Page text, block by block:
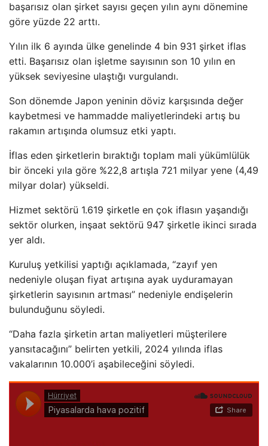
başarısız olan şirket sayısı geçen yılın aynı dönemine
göre yüzde 22 arttı.
Yılın ilk 6 ayında ülke genelinde 4 bin 931 şirket iflas
etti. Başarısız olan işletme sayısının son 10 yılın en
yüksek seviyesine ulaştığı vurgulandı.
Son dönemde Japon yeninin döviz karşısında değer
kaybetmesi ve hammadde maliyetlerindeki artış bu
rakamın artışında olumsuz etki yaptı.
İflas eden şirketlerin bıraktığı toplam mali yükümlülük
bir önceki yıla göre %22,8 artışla 721 milyar yene (4,49
milyar dolar) yükseldi.
Hizmet sektörü 1.619 şirketle en çok iflasın yaşandığı
sektör olurken, inşaat sektörü 947 şirketle ikinci sırada
yer aldı.
Kuruluş yetkilisi yaptığı açıklamada, “zayıf yen
nedeniyle oluşan fiyat artışına ayak uyduramayan
şirketlerin sayısının artması” nedeniyle endişelerin
bulunduğunu söyledi.
“Daha fazla şirketin artan maliyetleri müşterilere
yansıtacağını” belirten yetkili, 2024 yılında iflas
vakalarının 10.000’i aşabileceğini söyledi.